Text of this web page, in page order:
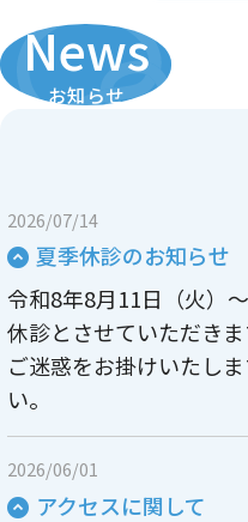
お知らせ
2026/07/14
夏季休診のお知らせ
令和8年8月11日（火）
休診とさせていただきま
ご迷惑をお掛けいたし
い。
2026/06/01
アクセスに関して